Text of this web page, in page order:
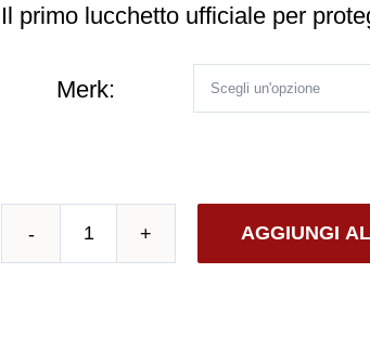
Il primo lucchetto ufficiale per
Merk:
AGGIUNGI